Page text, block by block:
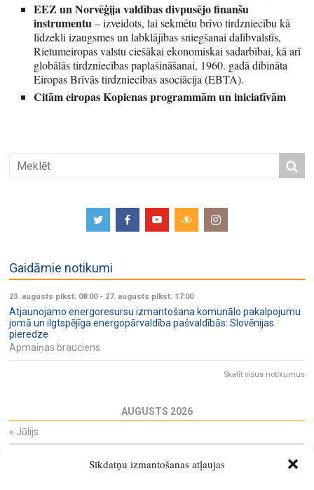
Sīkdatņu izmantošanas atļaujas
EEZ un Norvēģija valdības divpusējo finanšu
instrumentu– izveidots, lai sekmētu brīvo tirdzniecību kā
līdzekli izaugsmes un labklājības sniegšanai dalībvalstīs,
Rietumeiropas valstu ciešākai ekonomiskai sadarbībai, kā arī
globālās tirdzniecības paplašināšanai, 1960. gadā dibināta
Eiropas Brīvās tirdzniecības asociācija (EBTA).
Citām eiropas Kopienas programmām un iniciatīvām
Gaidāmie notikumi
23. augusts plkst. 08:00- 27. augusts plkst. 17:00
Atjaunojamo energoresursu izmantošana komunālo pakalpojumu
jomā un ilgtspējīga energopārvaldība pašvaldībās: Slovēnijas
pieredze
Apmaiņas brauciens
Skatīt visus notikumus
AUGUSTS 2026
« Jūlijs
29 30 31 1